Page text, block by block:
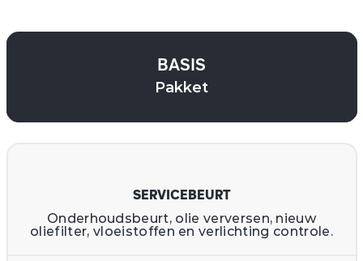
BASIS
Pakket
SERVICEBEURT
Onderhoudsbeurt, olie verversen, nieuw
oliefilter, vloeistoffen en verlichting controle.